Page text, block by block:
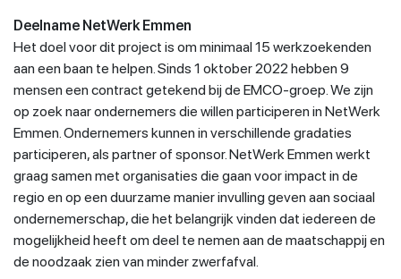
Deelname NetWerk Emmen
Het doel voor dit project is om minimaal 15 werkzoekenden
aan een baan te helpen. Sinds 1 oktober 2022 hebben 9
mensen een contract getekend bij de EMCO-groep. We zijn
op zoek naar ondernemers die willen participeren in NetWerk
Emmen. Ondernemers kunnen in verschillende gradaties
participeren, als partner of sponsor. NetWerk Emmen werkt
graag samen met organisaties die gaan voor impact in de
regio en op een duurzame manier invulling geven aan sociaal
ondernemerschap, die het belangrijk vinden dat iedereen de
mogelijkheid heeft om deel te nemen aan de maatschappij en
de noodzaak zien van minder zwerfafval.